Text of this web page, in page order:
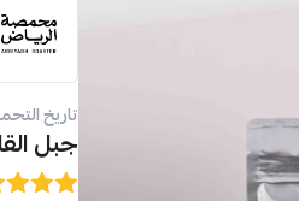
تاريخ التحميص
جبل